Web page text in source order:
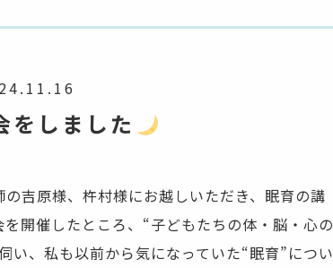
をしました
吉原様、杵村様にお越しいただき、眠育の講
開催したところ、“子どもたちの体・脳・心の
い、私も以前から気になっていた“眠育”につい